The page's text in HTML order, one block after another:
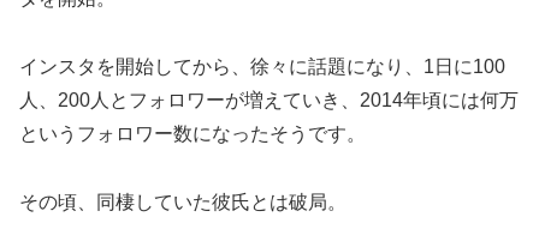
インスタを開始してから、徐々に話題になり、1日に100
人、200人とフォロワーが増えていき、2014年頃には何万
というフォロワー数になったそうです。
その頃、同棲していた彼氏とは破局。